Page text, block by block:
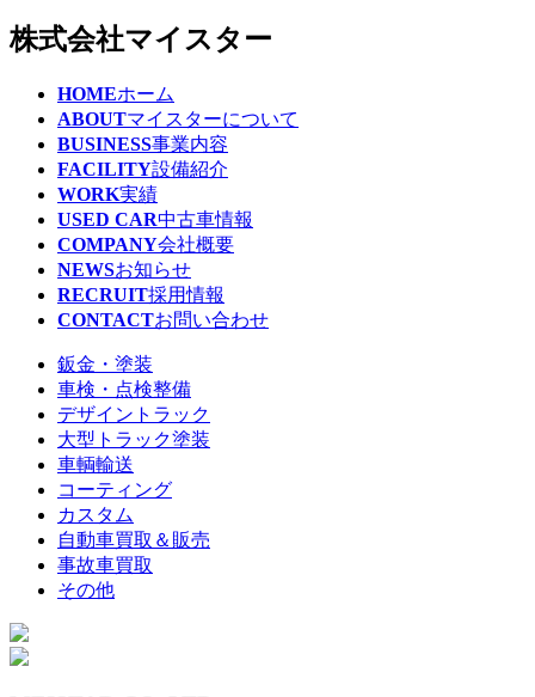
株式会社マイスター
HOMEホーム
ABOUTマイスターについて
BUSINESS事業内容
FACILITY設備紹介
WORK実績
USED CAR中古車情報
COMPANY会社概要
NEWSお知らせ
RECRUIT採用情報
CONTACTお問い合わせ
鈑金・塗装
車検・点検整備
デザイントラック
大型トラック塗装
車輌輸送
コーティング
カスタム
自動車買取＆販売
事故車買取
その他